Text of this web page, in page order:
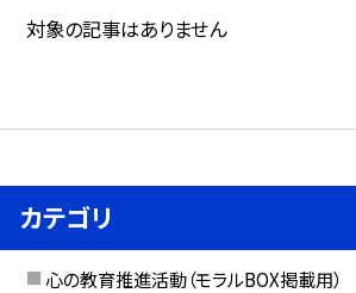
対象の記事はありません
カテゴリ
心の教育推進活動（モラルBOX掲載用）